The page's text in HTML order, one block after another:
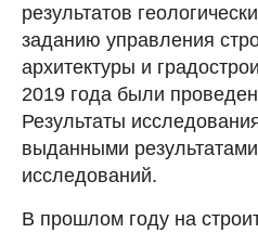
результатов
заданию управления
архитектуры и
2019 года были
Результаты
выданными результатами
исследований.
В прошлом году на